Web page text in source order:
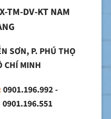
TM-DV-KT NAM
SƠN, P. PHÚ THỌ
CHÍ MINH
0901.196.992 -